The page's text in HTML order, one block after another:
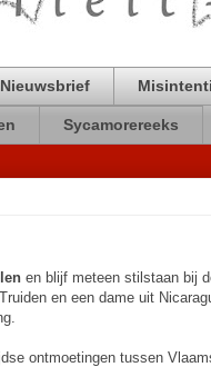
Nieuwsbrief
Sycamorereeks
en blijf meteen stilstaan bij
en een dame uit
ontmoetingen tussen